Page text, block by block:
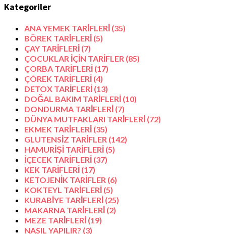
Kategoriler
ANA YEMEK TARİFLERİ (35)
BÖREK TARİFLERİ (5)
ÇAY TARİFLERİ (7)
ÇOCUKLAR İÇİN TARİFLER (85)
ÇORBA TARİFLERİ (17)
ÇÖREK TARİFLERİ (4)
DETOX TARİFLERİ (13)
DOĞAL BAKIM TARİFLERİ (10)
DONDURMA TARİFLERİ (7)
DÜNYA MUTFAKLARI TARİFLERİ (72)
EKMEK TARİFLERİ (35)
GLUTENSİZ TARİFLER (142)
HAMURİŞİ TARİFLERİ (5)
İÇECEK TARİFLERİ (37)
KEK TARİFLERİ (17)
KETOJENİK TARİFLER (6)
KOKTEYL TARİFLERİ (5)
KURABİYE TARİFLERİ (25)
MAKARNA TARİFLERİ (2)
MEZE TARİFLERİ (19)
NASIL YAPILIR? (3)